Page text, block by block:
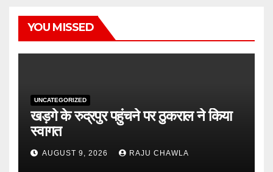
YOU MISSED
UNCATEGORIZED
खड़गे के रुद्रपुर पहुंचने पर ठुकराल ने किया
स्वागत
AUGUST 9, 2026 RAJU CHAWLA